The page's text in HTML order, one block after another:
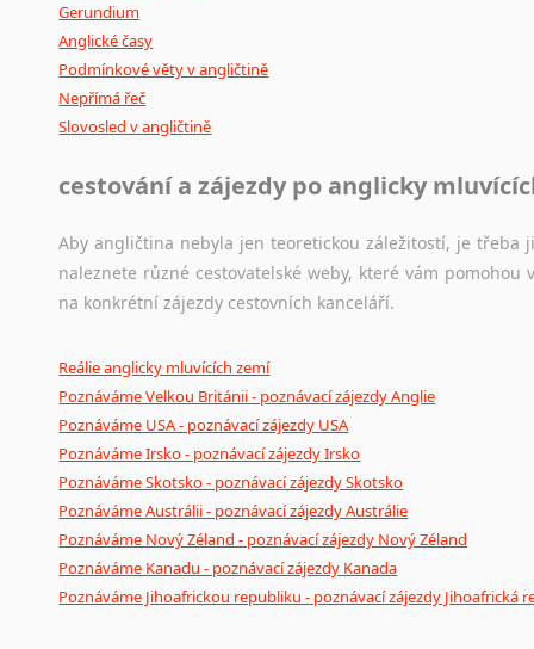
Gerundium
Anglické časy
Podmínkové věty v angličtině
Nepřímá řeč
Slovosled v angličtině
cestování a zájezdy po anglicky
Aby angličtina nebyla jen teoretickou záležitostí, je
naleznete různé cestovatelské weby, které vám
na konkrétní zájezdy cestovních kanceláří.
Reálie anglicky mluvících zemí
Poznáváme Velkou Británii - poznávací zájezdy Anglie
Poznáváme USA - poznávací zájezdy USA
Poznáváme Irsko - poznávací zájezdy Irsko
Poznáváme Skotsko - poznávací zájezdy Skotsko
Poznáváme Austrálii - poznávací zájezdy Austrálie
Poznáváme Nový Zéland - poznávací zájezdy Nový Zéland
Poznáváme Kanadu - poznávací zájezdy Kanada
Poznáváme Jihoafrickou republiku - poznávací zájezdy Jihoafrická